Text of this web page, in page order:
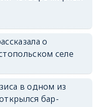
erid: 2SDnjdvhGXG
о
селе
в одном из
бар-